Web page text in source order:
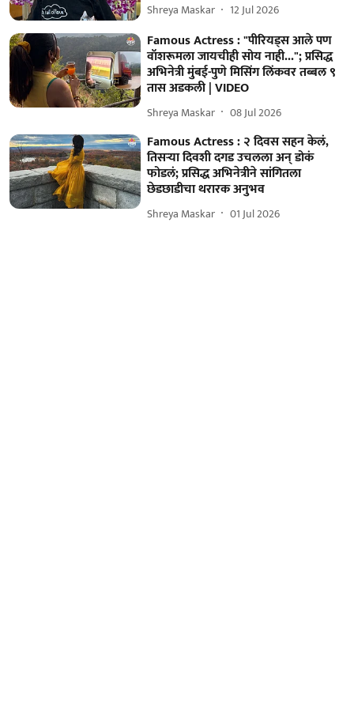
Shreya Maskar 12 Jul 2026
Famous Actress : "पीरियड्स आले पण
वॉशरूमला जायचीही सोय नाही..."; प्रसिद्ध
अभिनेत्री मुंबई-पुणे मिसिंग लिंकवर तब्बल ९
तास अडकली | VIDEO
Shreya Maskar 08 Jul 2026
Famous Actress : २ दिवस सहन केलं,
तिसऱ्या दिवशी दगड उचलला अन् डोकं
फोडलं; प्रसिद्ध अभिनेत्रीने सांगितला
छेडछाडीचा थरारक अनुभव
Shreya Maskar 01 Jul 2026